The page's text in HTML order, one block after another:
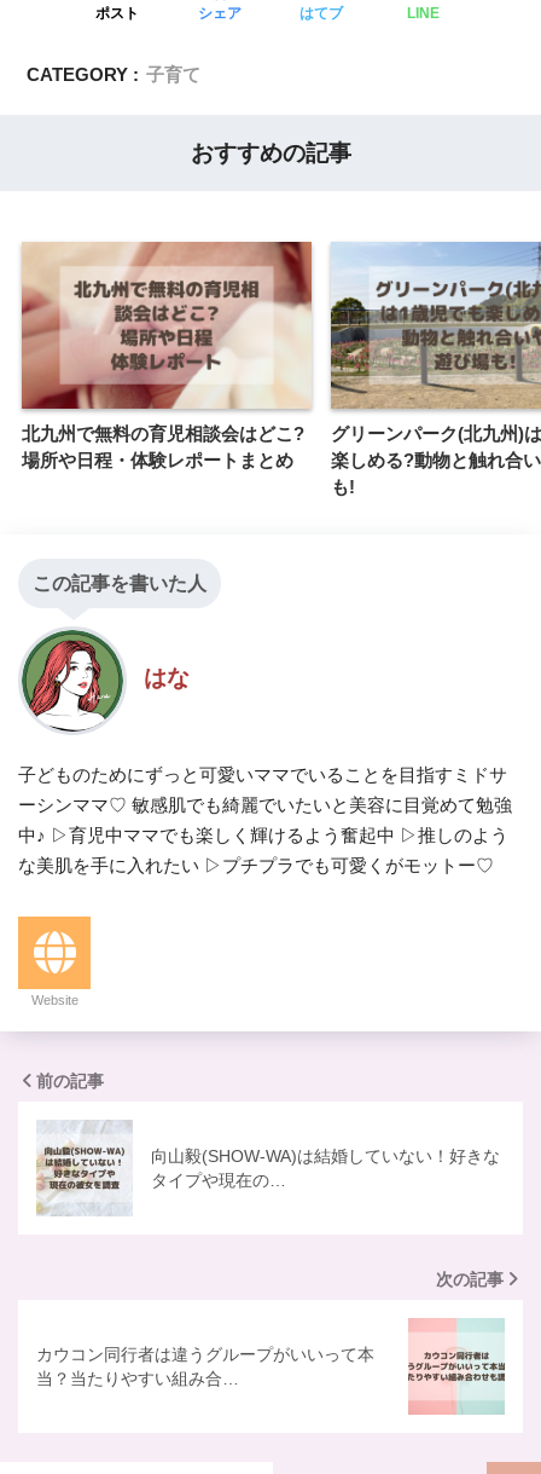
ポスト シェア はてブ LINE
CATEGORY : 子育て
おすすめの記事
北九州で無料の育児相談会はどこ?
場所や日程・体験レポートまとめ
グリーンパーク(北九州)
楽しめる?動物と触れ合
も!
この記事を書いた人
はな
子どものためにずっと可愛いママでいることを目指すミドサ
ーシンママ♡ 敏感肌でも綺麗でいたいと美容に目覚めて勉強
中♪ ▷育児中ママでも楽しく輝けるよう奮起中 ▷推しのよう
な美肌を手に入れたい ▷プチプラでも可愛くがモットー♡
Website
前の記事
向山毅(SHOW-WA)は結婚していない！好きな
タイプや現在の…
次の記事
カウコン同行者は違うグループがいいって本
当？当たりやすい組み合…